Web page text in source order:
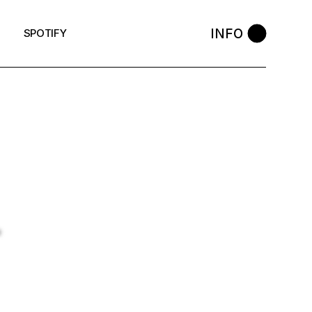
SPOTIFY INFO